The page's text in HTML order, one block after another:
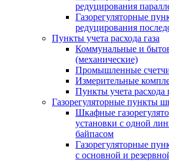
редуцирования
Газорегуляторные
редуцирования
Пункты учета расхода газа
Коммунальные и
(механические)
Промышленные
Измерительные
Пункты учета расхода
Газорегуляторные пункты
Шкафные
установки c одной
байпасом
Газорегуляторные
с основной и